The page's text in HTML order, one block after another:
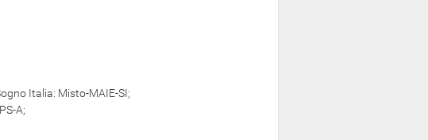
Italia: Misto-MAIE-SI;
A;